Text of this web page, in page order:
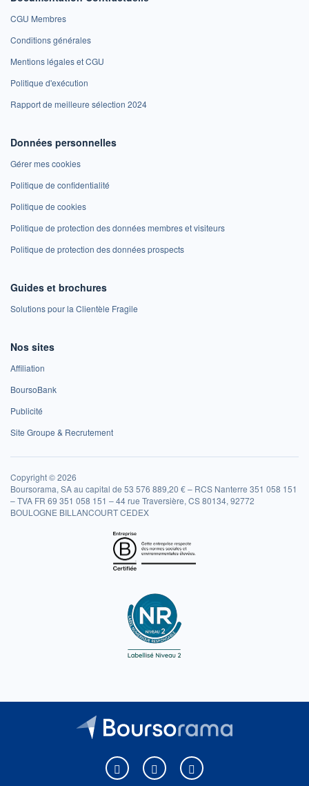
CGU Membres
Conditions générales
Mentions légales et CGU
Politique d'exécution
Rapport de meilleure sélection 2024
Données personnelles
Gérer mes cookies
Politique de confidentialité
Politique de cookies
Politique de protection des données membres et visiteurs
Politique de protection des données prospects
Guides et brochures
Solutions pour la Clientèle Fragile
Nos sites
Affiliation
BoursoBank
Publicité
Site Groupe & Recrutement
Copyright © 2026
Boursorama, SA au capital de 53 576 889,20 € – RCS Nanterre 351 058 151
– TVA FR 69 351 058 151 – 44 rue Traversière, CS 80134, 92772
BOULOGNE BILLANCOURT CEDEX
Boursorama sur Facebook
Boursorama sur XBoursorama sur